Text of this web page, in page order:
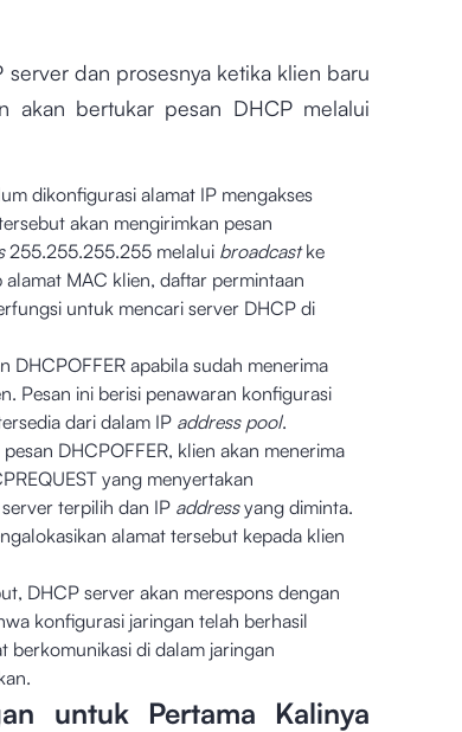
dan prosesnya ketika klien baru
akan bertukar pesan DHCP melalui
dikonfigurasi alamat IP mengakses
akan mengirimkan pesan
255.255.255.255 melalui broadcastke
MAC klien, daftar permintaan
untuk mencari server DHCP di
DHCPOFFER apabila sudah menerima
Pesan ini berisi penawaran konfigurasi
dari dalam IP address pool.
DHCPOFFER, klien akan menerima
yang menyertakan
terpilih dan IP addressyang diminta.
alamat tersebut kepada klien
DHCP server akan merespons dengan
konfigurasi jaringan telah berhasil
berkomunikasi di dalam jaringan
untuk Pertama Kalinya